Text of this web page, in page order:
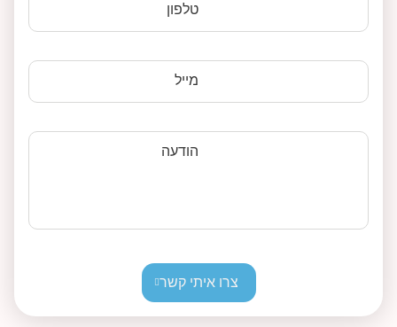
טלפון
מייל
הודעה
צרו איתי קשר